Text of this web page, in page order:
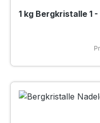
1 kg Bergkristalle 1